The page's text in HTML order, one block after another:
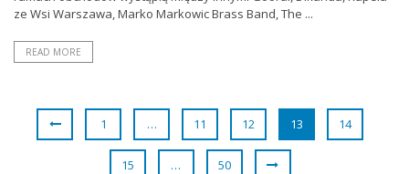
ze Wsi Warszawa, Marko Markowic Brass Band, The ...
READ MORE
1 … 11 12 13 14
15 … 50